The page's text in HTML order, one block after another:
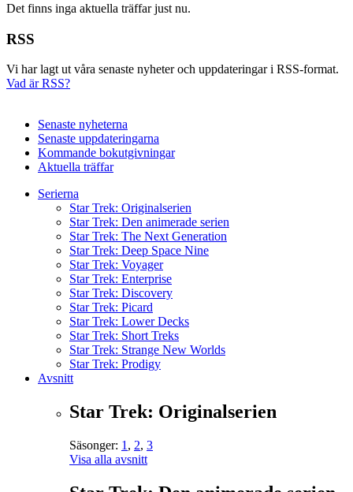
Det finns inga aktuella träffar just nu.
RSS
Vi har lagt ut våra senaste nyheter och uppdateringar i RSS-format.
Vad är RSS?
Senaste nyheterna
Senaste uppdateringarna
Kommande bokutgivningar
Aktuella träffar
Serierna
Star Trek: Originalserien
Star Trek: Den animerade serien
Star Trek: The Next Generation
Star Trek: Deep Space Nine
Star Trek: Voyager
Star Trek: Enterprise
Star Trek: Discovery
Star Trek: Picard
Star Trek: Lower Decks
Star Trek: Short Treks
Star Trek: Strange New Worlds
Star Trek: Prodigy
Avsnitt
Star Trek: Originalserien
Säsonger: 1 , 2, 3
Visa alla avsnitt